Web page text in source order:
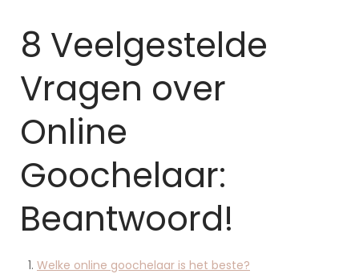
8 Veelgestelde
Vragen over
Online
Goochelaar:
Beantwoord!
Welke online goochelaar is het beste?